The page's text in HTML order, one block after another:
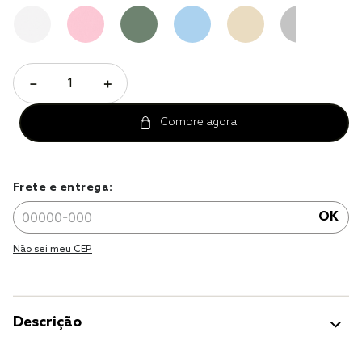
＋
－
Frete e entrega:
OK
Não sei meu CEP.
Descrição